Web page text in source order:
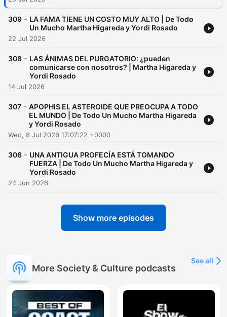
309 - LA FAMA TIENE UN COSTO MUY ALTO | De Todo
Un Mucho Martha Higareda y Yordi Rosado
22 Jul 2026
308 - LAS ÁNIMAS DEL PURGATORIO: ¿pueden
comunicarse con nosotros? | Martha Higareda y
Yordi Rosado
14 Jul 2026
307 - APOPHIS EL ASTEROIDE QUE PREOCUPA A TODO
EL MUNDO | De Todo Un Mucho Martha Higareda
y Yordi Rosado
Wed, 8 Jul 2026 17:07:22 +0000
306 - UNA ANTIGUA PROFECÍA ESTÁ TOMANDO
FUERZA | De Todo Un Mucho Martha Higareda y
Yordi Rosado
24 Jun 2026
Show more episodes
More Society & Culture podcasts
See all